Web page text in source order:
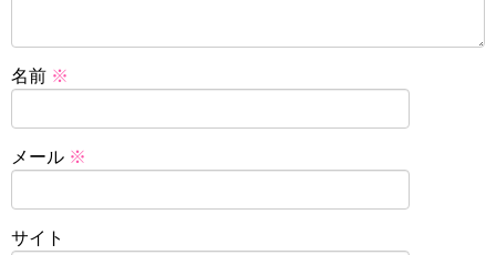
名前 ※
メール ※
サイト